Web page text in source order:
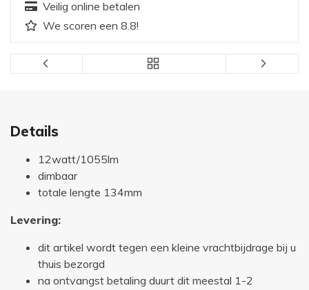
Veilig online betalen
We scoren een 8.8!
Details
12watt/1055lm
dimbaar
totale lengte 134mm
Levering:
dit artikel wordt tegen een kleine vrachtbijdrage bij u
thuis bezorgd
na ontvangst betaling duurt dit meestal 1-2